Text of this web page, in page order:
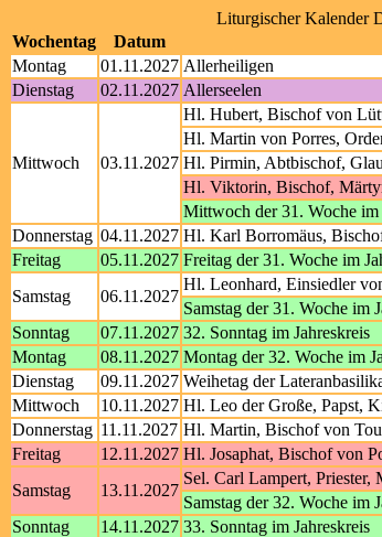
Liturgischer Kalender
Wochentag
Datum
Montag
01.11.2027 Allerheiligen
Dienstag
02.11.2027 Allerseelen
Mittwoch 03.11.2027
Hl. Hubert, Bischof von
Hl. Martin von Porres,
Hl. Pirmin, Abtbischof,
Hl. Viktorin, Bischof,
Mittwoch der 31. Woche im
Donnerstag 04.11.2027 Hl. Karl Borromäus,
Freitag
05.11.2027 Freitag der 31. Woche im
Samstag
06.11.2027
Hl. Leonhard, Einsiedler
Samstag der 31. Woche im
Sonntag
07.11.2027 32. Sonntag im Jahreskreis
Montag
08.11.2027 Montag der 32. Woche im
Dienstag
09.11.2027 Weihetag der
Mittwoch
10.11.2027 Hl. Leo der Große, Papst,
Donnerstag 11.11.2027 Hl. Martin, Bischof von
Freitag
12.11.2027 Hl. Josaphat, Bischof von
Samstag
13.11.2027
Sel. Carl Lampert, Priester,
Samstag der 32. Woche im
Sonntag
14.11.2027 33. Sonntag im Jahreskreis